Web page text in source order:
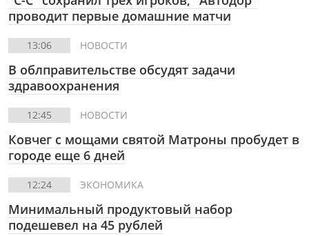
проводит первые домашние матчи
13:06 НОВОСТИ
В облправительстве обсудят задачи
здравоохранения
12:45 НОВОСТИ
Ковчег с мощами святой Матроны пробудет в
городе еще 6 дней
12:24 ЭКОНОМИКА
Минимальный продуктовый набор
подешевел на 45 рублей